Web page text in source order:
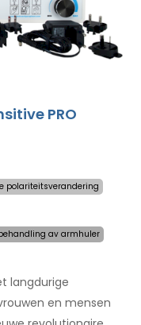
PRO
polariteitsverandering
av armhuler
langdurige
en mensen